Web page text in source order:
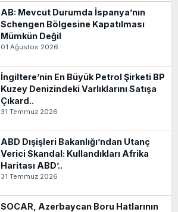
AB: Mevcut Durumda İspanya’nın
Schengen Bölgesine Kapatılması
Mümkün Değil
01 Ağustos 2026
İngiltere’nin En Büyük Petrol Şirketi BP
Kuzey Denizindeki Varlıklarını Satışa
Çıkard..
31 Temmuz 2026
ABD Dışişleri Bakanlığı’ndan Utanç
Verici Skandal: Kullandıkları Afrika
Haritası ABD’..
31 Temmuz 2026
SOCAR, Azerbaycan Boru Hatlarının